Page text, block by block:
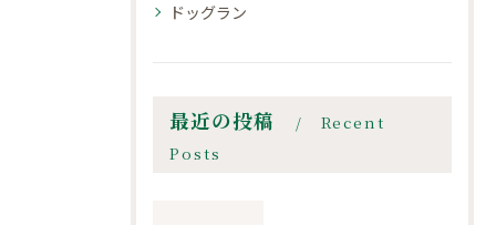
ドッグラン
最近の投稿
Recent
Posts